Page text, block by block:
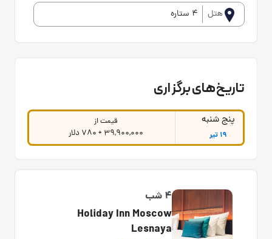
هتل 4 ستاره
تاریخ‌های برگزاری
پنج شنبه
19 تیر
قیمت از
39,900,000 + 780 دلار
4 شب
Holiday Inn Moscow
Lesnaya